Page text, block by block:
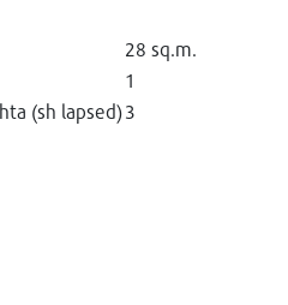
28 sq.m.
1
(sh lapsed)3